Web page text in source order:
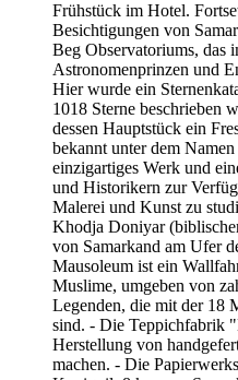
Frühstück im Hotel.
Besichtigungen von
Beg Observatoriums, das
Astronomenprinzen und
Hier wurde ein
1018 Sterne beschrieben
dessen Hauptstück ein
bekannt unter dem
einzigartiges Werk und
und Historikern zur
Malerei und Kunst zu
Khodja Doniyar
von Samarkand am Ufer
Mausoleum ist ein
Muslime, umgeben von
Legenden, die mit der 18
sind. - Die Teppichfabrik
Herstellung von
machen. - Die